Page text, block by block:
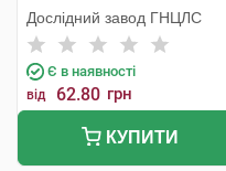
Дослідний завод ГНЦЛС
Є в наявності
від 62.80 грн
КУПИТИ